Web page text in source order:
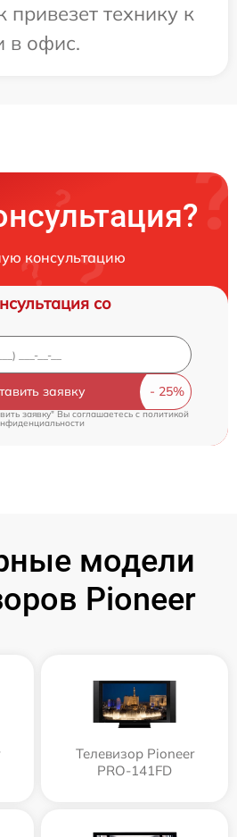
привезет технику к
в офис.
консультацию
со
заявку
заявку" Вы соглашаетесь c политикой
модели
Pioneer
Телевизор Pioneer
PRO-141FD